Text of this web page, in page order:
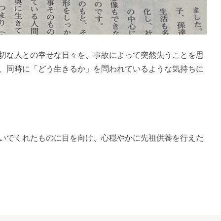
な人との幸せな日々を、事故によって突然失うことを思
同時に「どう生きるか」を問われているような気持ちに
でくれたものに目を向け、心穏やかに先祖供養を行えた